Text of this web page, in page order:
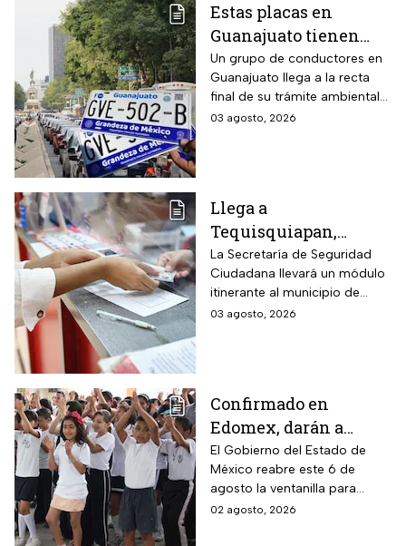
Estas placas en
Guanajuato tienen
hasta el 31 de agosto
2026 para realizar la
verificación
vehicular o habrá
Un grupo de conductores en
Guanajuato llega a la recta
final de su trámite ambiental
semestral. El descuido cuesta
03 agosto, 2026
Llega a
Tequisquiapan,
Querétaro, unidad
móvil de licencia de
conducir este martes
4 de agosto: los cupos
La Secretaría de Seguridad
Ciudadana llevará un módulo
itinerante al municipio de
Tequisquiapan, en Querétaro,
03 agosto, 2026
Confirmado en
Edomex, darán a
partir del 6 de agosto
segunda oportunidad
a quienes perdieron el
SAID para inscribir a
El Gobierno del Estado de
México reabre este 6 de
agosto la ventanilla para
quienes buscan un cambio de
02 agosto, 2026